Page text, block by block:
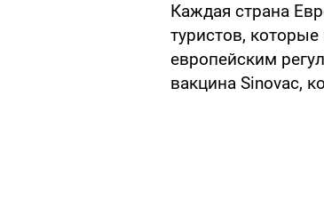
Каждая страна
туристов,
европейским
вакцина Sinovac,